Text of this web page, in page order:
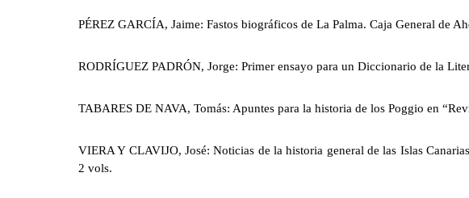
PÉREZ GARCÍA, Jaime: Fastos biográficos de La Palma. Caja General de
RODRÍGUEZ PADRÓN, Jorge: Primer ensayo para un Diccionario de la
TABARES DE NAVA, Tomás: Apuntes para la historia de los Poggio en
VIERA Y CLAVIJO, José: Noticias de la historia general de las Islas
2 vols.